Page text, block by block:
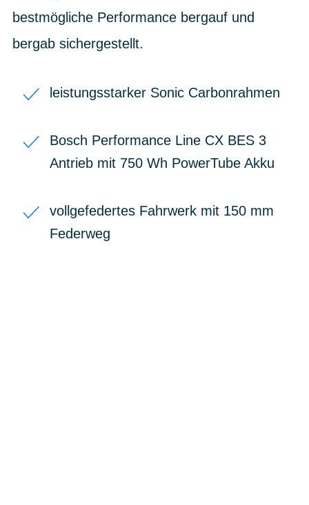
bestmögliche Performance bergauf und
bergab sichergestellt.
leistungsstarker Sonic Carbonrahmen
Bosch Performance Line CX BES 3
Antrieb mit 750 Wh PowerTube Akku
vollgefedertes Fahrwerk mit 150 mm
Federweg